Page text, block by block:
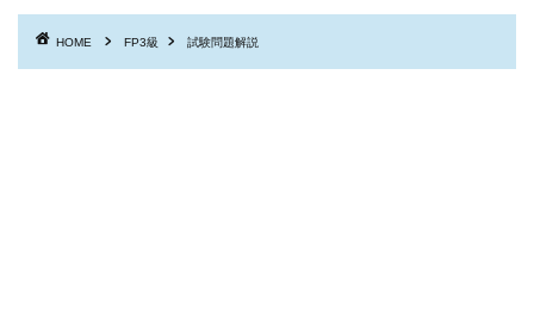
HOME FP3級 試験問題解説